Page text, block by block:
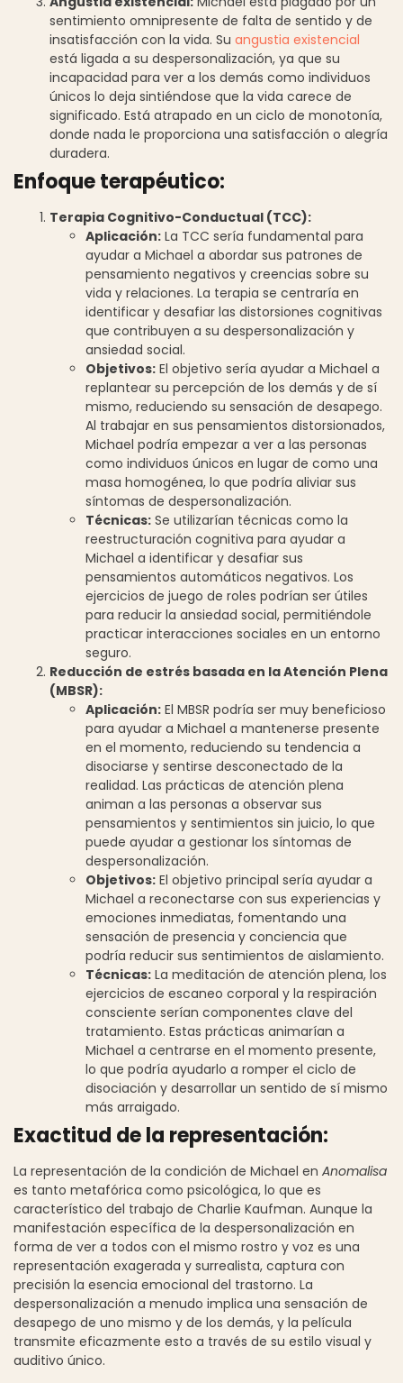
sentimiento omnipresente de falta de sentido y de
insatisfacción con la vida. Su angustia existencial
está ligada a su despersonalización, ya que su
incapacidad para ver a los demás como individuos
únicos lo deja sintiéndose que la vida carece de
significado. Está atrapado en un ciclo de monotonía,
donde nada le proporciona una satisfacción o alegría
duradera.
Enfoque terapéutico:
Terapia Cognitivo-Conductual (TCC):
Aplicación: La TCC sería fundamental para
ayudar a Michael a abordar sus patrones de
pensamiento negativos y creencias sobre su
vida y relaciones. La terapia se centraría en
identificar y desafiar las distorsiones cognitivas
que contribuyen a su despersonalización y
ansiedad social.
Objetivos: El objetivo sería ayudar a Michael a
replantear su percepción de los demás y de sí
mismo, reduciendo su sensación de desapego.
Al trabajar en sus pensamientos distorsionados,
Michael podría empezar a ver a las personas
como individuos únicos en lugar de como una
masa homogénea, lo que podría aliviar sus
síntomas de despersonalización.
Técnicas: Se utilizarían técnicas como la
reestructuración cognitiva para ayudar a
Michael a identificar y desafiar sus
pensamientos automáticos negativos. Los
ejercicios de juego de roles podrían ser útiles
para reducir la ansiedad social, permitiéndole
practicar interacciones sociales en un entorno
seguro.
Reducción de estrés basada en la Atención Plena
(MBSR):
Aplicación: El MBSR podría ser muy beneficioso
para ayudar a Michael a mantenerse presente
en el momento, reduciendo su tendencia a
disociarse y sentirse desconectado de la
realidad. Las prácticas de atención plena
animan a las personas a observar sus
pensamientos y sentimientos sin juicio, lo que
puede ayudar a gestionar los síntomas de
despersonalización.
Objetivos: El objetivo principal sería ayudar a
Michael a reconectarse con sus experiencias y
emociones inmediatas, fomentando una
sensación de presencia y conciencia que
podría reducir sus sentimientos de aislamiento.
Técnicas: La meditación de atención plena, los
ejercicios de escaneo corporal y la respiración
consciente serían componentes clave del
tratamiento. Estas prácticas animarían a
Michael a centrarse en el momento presente,
lo que podría ayudarlo a romper el ciclo de
disociación y desarrollar un sentido de sí mismo
más arraigado.
Exactitud de la representación:
La representación de la condición de Michael en Anomalisa
es tanto metafórica como psicológica, lo que es
característico del trabajo de Charlie Kaufman. Aunque la
manifestación específica de la despersonalización en
forma de ver a todos con el mismo rostro y voz es una
representación exagerada y surrealista, captura con
precisión la esencia emocional del trastorno. La
despersonalización a menudo implica una sensación de
desapego de uno mismo y de los demás, y la película
transmite eficazmente esto a través de su estilo visual y
auditivo único.